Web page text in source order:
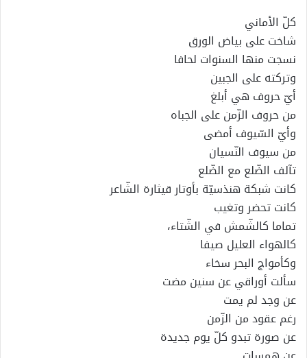
كلّ الأماني
شاخت على بياض الورق
نسجت منها السنوات لحافا
وتركته على الجبين
أيّ حروف هي أبلغ
من حروف الزّمن على الجباه
وأيّ السّيوف أمضى
من سيوف النّسيان
تآلف الضّلع مع الضّلع
كانت شبكة هنذسيّة بأوتار قيثارة الشّاعر
كانت تحضر وتغيب
تماما كالشّمش في الشّتاء،
كالهواء العليل صيفا
وكأمواج البحر سخاء
سألت أوراقي عن سنين مضت
عن وجد لم يمت
رغم عقود من الزّمن
عن صورة تبدو كلّ يوم جديدة